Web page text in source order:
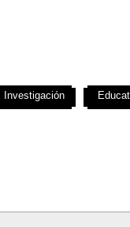
Investigación